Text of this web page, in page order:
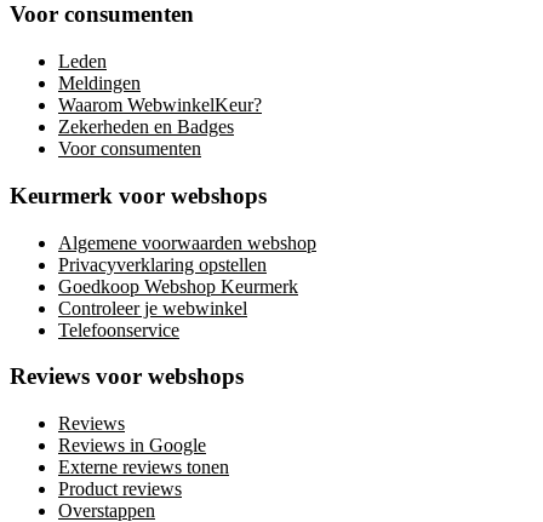
Voor consumenten
Leden
Meldingen
Waarom WebwinkelKeur?
Zekerheden en Badges
Voor consumenten
Keurmerk voor webshops
Algemene voorwaarden webshop
Privacyverklaring opstellen
Goedkoop Webshop Keurmerk
Controleer je webwinkel
Telefoonservice
Reviews voor webshops
Reviews
Reviews in Google
Externe reviews tonen
Product reviews
Overstappen